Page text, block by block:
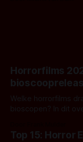
Horrorfilms
Welke horrorfilms
bioscopen? In dit
Top 15: Horror